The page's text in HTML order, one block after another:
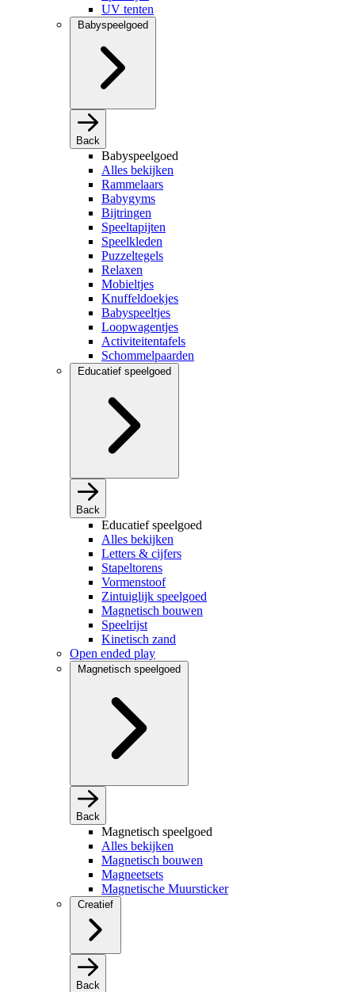
UV tenten
Babyspeelgoed
Back
Babyspeelgoed
Alles bekijken
Rammelaars
Babygyms
Bijtringen
Speeltapijten
Speelkleden
Puzzeltegels
Relaxen
Mobieltjes
Knuffeldoekjes
Babyspeeltjes
Loopwagentjes
Activiteitentafels
Schommelpaarden
Educatief speelgoed
Back
Educatief speelgoed
Alles bekijken
Letters & cijfers
Stapeltorens
Vormenstoof
Zintuiglijk speelgoed
Magnetisch bouwen
Speelrijst
Kinetisch zand
Open ended play
Magnetisch speelgoed
Back
Magnetisch speelgoed
Alles bekijken
Magnetisch bouwen
Magneetsets
Magnetische Muursticker
Creatief
Back